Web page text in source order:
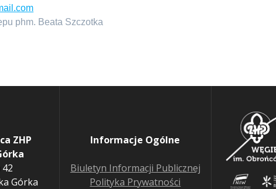
phm. Beata Szczotka
ZHP
Górka
Informacje Ogólne
Biuletyn Informacji Publicznej
Polityka Prywatności